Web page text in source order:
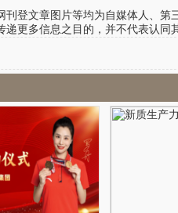
文章图片等均为自媒体人、第
递更多信息之目的，并不代表认同